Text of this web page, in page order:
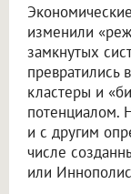
изменили
замкнутых
превратились
кластеры и
потенциалом.
и с другим
числе
или